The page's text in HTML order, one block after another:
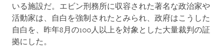
いる施設だ。エビン刑務所に収容された著名な政治家や
活動家は、自白を強制されたとみられ、政府はこうした
自白を、昨年8月の100人以上を対象とした大量裁判の証
拠にした。